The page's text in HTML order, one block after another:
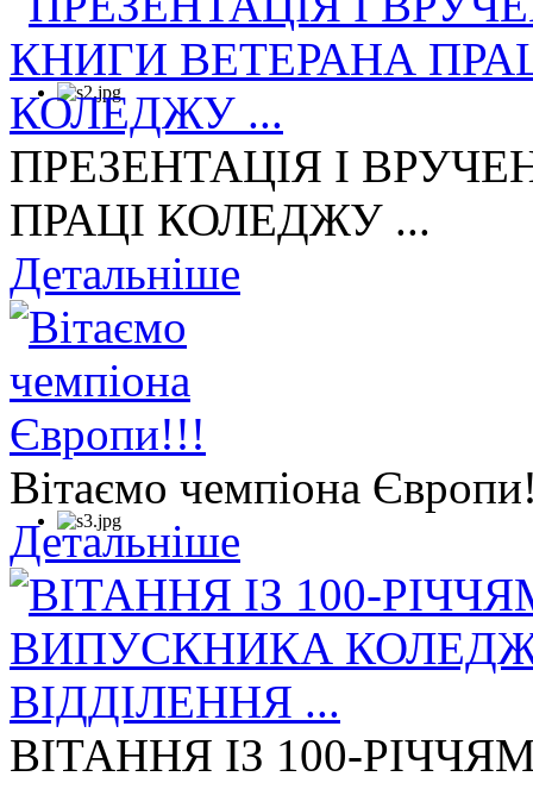
ПРЕЗЕНТАЦІЯ І
ПРАЦІ КОЛЕДЖУ ...
Детальніше
Вітаємо чемпіона
Детальніше
ВІТАННЯ ІЗ 100-